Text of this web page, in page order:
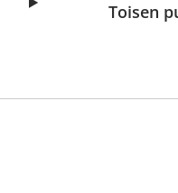
Toisen